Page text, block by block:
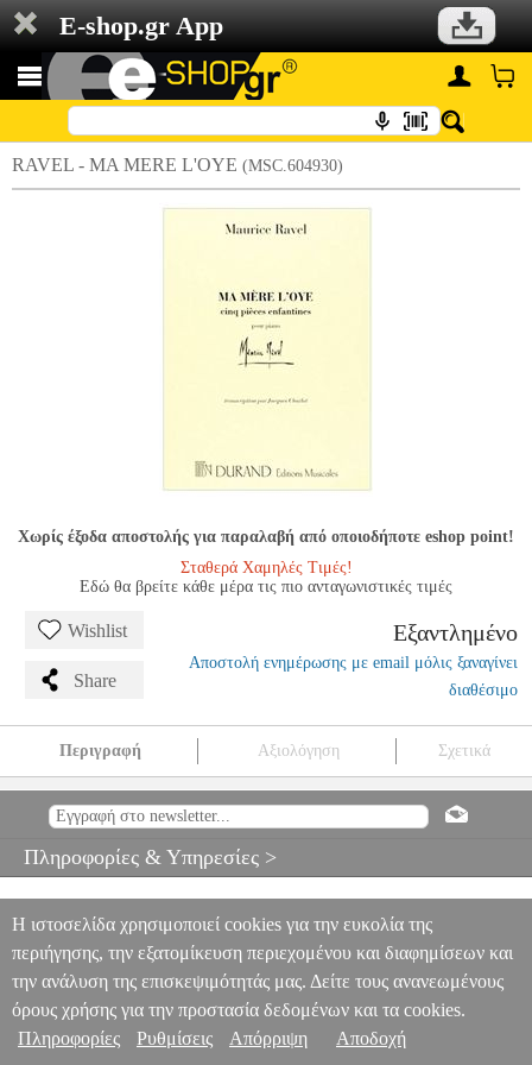
E-shop.gr App
RAVEL - MA MERE L'OYE (MSC.604930)
Χωρίς έξοδα αποστολής για παραλαβή από οποιοδήποτε eshop point!
Σταθερά Χαμηλές Τιμές!
Εδώ θα βρείτε κάθε μέρα τις πιο ανταγωνιστικές τιμές
Wishlist
Share
Εξαντλημένο
Αποστολή ενημέρωσης με email μόλις ξαναγίνει
διαθέσιμο
Περιγραφή Αξιολόγηση Σχετικά
DURAND ΜΟΥΣΙΚΑ ΒΙΒΛΙΑ ΠΛΗΚΤΡΩΝ
RAVEL - MA MERE
0
Πληροφορίες & Υπηρεσίες >
Η ιστοσελίδα χρησιμοποιεί cookies για την ευκολία της
περιήγησης, την εξατομίκευση περιεχομένου και διαφημίσεων και
την ανάλυση της επισκεψιμότητάς μας. Δείτε τους ανανεωμένους
όρους χρήσης για την προστασία δεδομένων και τα cookies.
Πληροφορίες
Ρυθμίσεις Απόρριψη Αποδοχή